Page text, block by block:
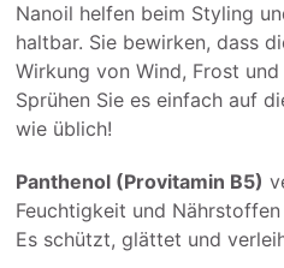
Nanoil helfen beim Styling
haltbar. Sie bewirken, dass
Wirkung von Wind, Frost
Sprühen Sie es einfach auf
wie üblich!
Panthenol (Provitamin B5)
Feuchtigkeit und
Es schützt, glättet und